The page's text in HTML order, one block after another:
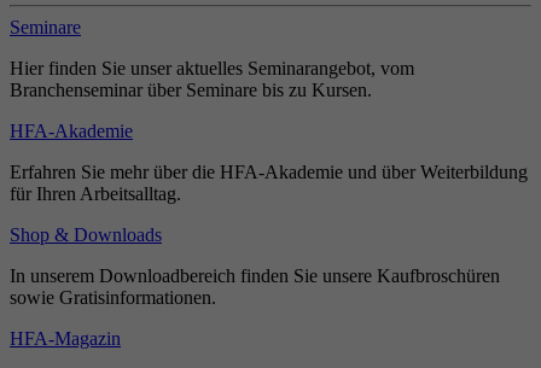
Seminare
Hier finden Sie unser aktuelles Seminarangebot, vom
Branchenseminar über Seminare bis zu Kursen.
HFA-Akademie
Erfahren Sie mehr über die HFA-Akademie und über Weiterbildung
für Ihren Arbeitsalltag.
Shop & Downloads
In unserem Downloadbereich finden Sie unsere Kaufbroschüren
sowie Gratisinformationen.
HFA-Magazin